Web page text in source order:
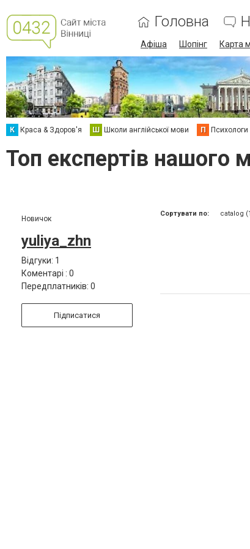
Головна
Афіша Шопінг Карта
К Краса & Здоров'я Ш Школи англійської мови П Психологи
Топ експертів нашого
Новичок
yuliya_zhn
Відгуки: 1
Коментарі : 0
Передплатників: 0
Підписатися
Сортувати по: catalog